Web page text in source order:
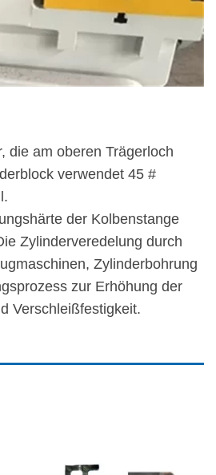
die am oberen Trägerloch
verwendet 45 #
der Kolbenstange
Zylinderveredelung durch
Zylinderbohrung
zur Erhöhung der
Verschleißfestigkeit.